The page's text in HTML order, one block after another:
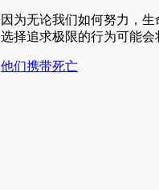
因为无论我们如何努力，
选择追求极限的行为可能会
他们携带死亡